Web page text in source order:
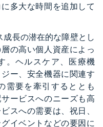
多大な時間を追加して
長の潜在的な障壁とし
の高い個人資産によっ
。ヘルスケア、医療機
ー、安全機器に関連す
需要を牽引するととも
ービスへのニーズも高
スへの需要は、祝日、
イベントなどの要因に